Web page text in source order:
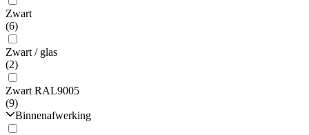
Zwart
(6)
Zwart / glas
(2)
Zwart RAL9005
(9)
Binnenafwerking